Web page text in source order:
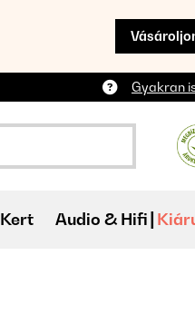
Gyakran
Kert Audio & Hifi